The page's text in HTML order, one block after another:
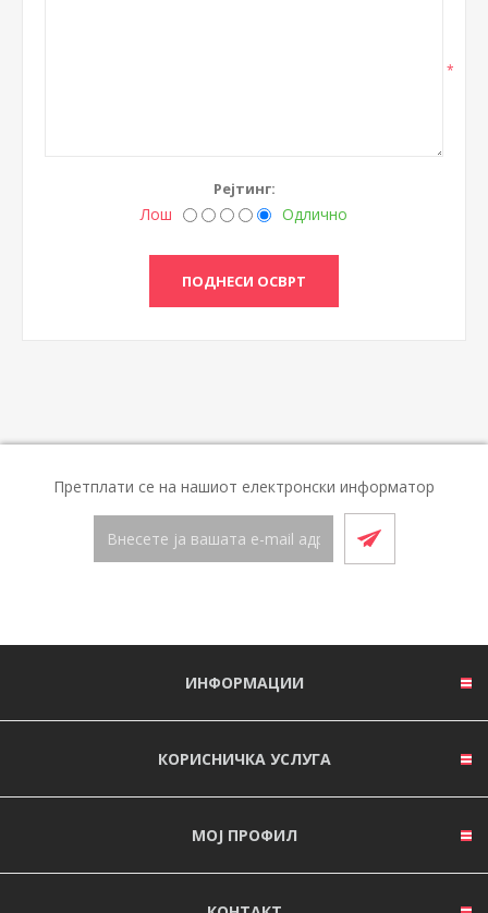
*
Рејтинг:
Лош Одлично
Претплати се на нашиот електронски информатор
ИНФОРМАЦИИ
КОРИСНИЧКА УСЛУГА
МОЈ ПРОФИЛ